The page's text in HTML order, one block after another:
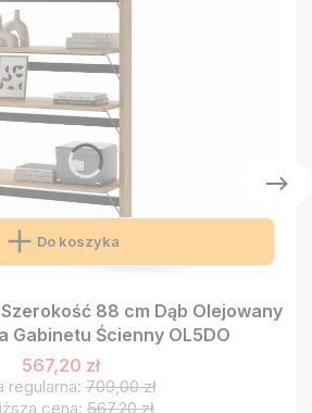
Do koszyka
Szerokość 88 cm Dąb Olejowany
Gabinetu Ścienny OL5DO
567,20 zł
regularna: 709,00 zł
cena: 567,20 zł